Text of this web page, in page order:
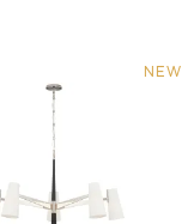
NEW